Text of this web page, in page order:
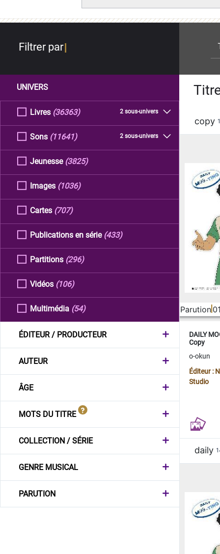
Filtrer par
UNIVERS
Livres 2 sous-univers
(36363)
Sons 2 sous-univers
(11641)
Jeunesse (3825)
Images (1036)
Cartes (707)
Publications en série (433)
Partitions (296)
Vidéos (106)
Multimédia (54)
ÉDITEUR / PRODUCTEUR
AUTEUR
ÂGE
MOTS DU TITRE
COLLECTION / SÉRIE
GENRE MUSICAL
PARUTION
copy
Parution
DAILY
Copy
o-okun
Éditeur :
Studio
daily